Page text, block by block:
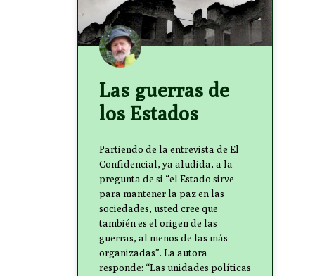
Las guerras de
los Estados
Partiendo de la entrevista de El
Confidencial, ya aludida, a la
pregunta de si “el Estado sirve
para mantener la paz en las
sociedades, usted cree que
también es el origen de las
guerras, al menos de las más
organizadas”. La autora
responde: “Las unidades políticas